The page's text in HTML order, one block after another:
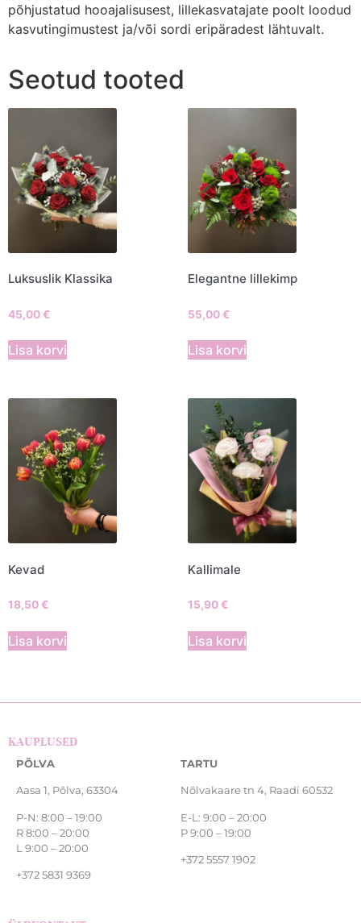
põhjustatud hooajalisusest, lillekasvatajate poolt loodud
kasvutingimustest ja/või sordi eripäradest lähtuvalt.
Seotud tooted
Luksuslik Klassika
45,00€
Lisa korvi
Elegantne lillekimp
55,00€
Lisa korvi
Kevad
18,50€
Lisa korvi
Kallimale
15,90€
Lisa korvi
KAUPLUSED
PÕLVA
Aasa 1, Põlva, 63304
P-N: 8:00 – 19:00
R 8:00 – 20:00
L 9:00 – 20:00
+372 5831 9369
TARTU
Nõlvakaare tn 4, Raadi 60532
E-L: 9:00 – 20:00
P 9:00 – 19:00
+372 5557 1902